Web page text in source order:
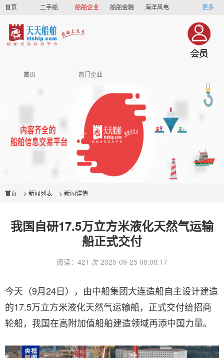
首页 二手船 船舶企业 船舶金融
海洋风电
更多
首页 热门企业
首页 > 新闻列表 > 新闻详情
我国自研17.5万立方米液化天然气运输
船正式交付
阅读：421 次 2025-09-25 08:08:17
今天（9月24日），由中船集团大连造船自主设计建造
的17.5万立方米液化天然气运输船，正式交付给招商
轮船，我国在高附加值船舶建造领域再添中国力量。